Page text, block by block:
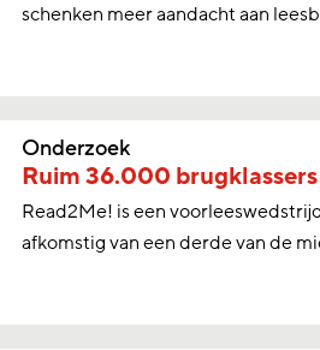
schenken meer aandacht aan
Onderzoek
Ruim 36.000
Read2Me! is een
afkomstig van een derde van de